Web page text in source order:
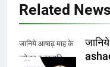
Related News
जानिये आषाढ़ माह के
त्योहार व व्रतादि -